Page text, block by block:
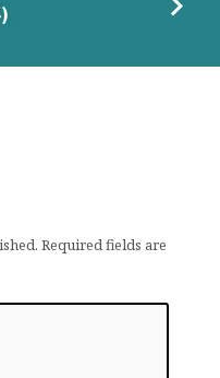
Required fields are